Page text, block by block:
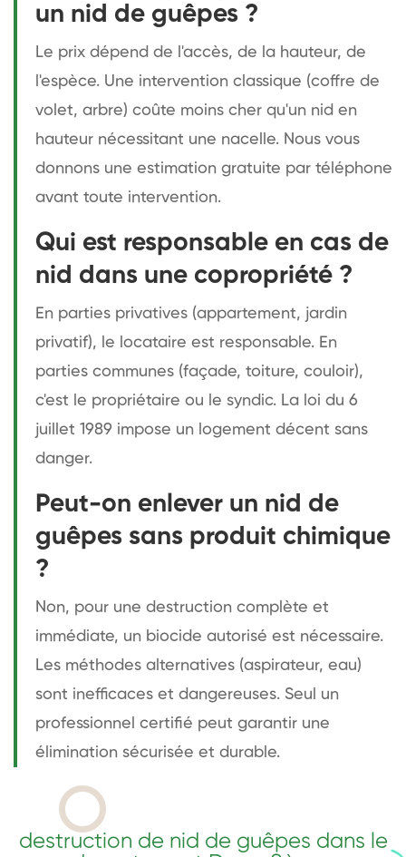
un nid de guêpes ?
Le prix dépend de l'accès, de la hauteur, de
l'espèce. Une intervention classique (coffre de
volet, arbre) coûte moins cher qu'un nid en
hauteur nécessitant une nacelle. Nous vous
donnons une estimation gratuite par téléphone
avant toute intervention.
Qui est responsable en cas de
nid dans une copropriété ?
En parties privatives (appartement, jardin
privatif), le locataire est responsable. En
parties communes (façade, toiture, couloir),
c'est le propriétaire ou le syndic. La loi du 6
juillet 1989 impose un logement décent sans
danger.
Peut-on enlever un nid de
guêpes sans produit chimique
?
Non, pour une destruction complète et
immédiate, un biocide autorisé est nécessaire.
Les méthodes alternatives (aspirateur, eau)
sont inefficaces et dangereuses. Seul un
professionnel certifié peut garantir une
élimination sécurisée et durable.
destruction de nid de guêpes dans le